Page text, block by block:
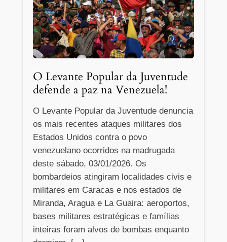
O Levante Popular da Juventude
defende a paz na Venezuela!
O Levante Popular da Juventude denuncia
os mais recentes ataques militares dos
Estados Unidos contra o povo
venezuelano ocorridos na madrugada
deste sábado, 03/01/2026. Os
bombardeios atingiram localidades civis e
militares em Caracas e nos estados de
Miranda, Aragua e La Guaira: aeroportos,
bases militares estratégicas e famílias
inteiras foram alvos de bombas enquanto